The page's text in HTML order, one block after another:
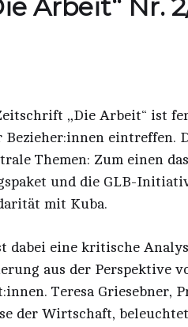
Arbeit“ Nr.
„Die Arbeit“ ist
eintreffen.
Themen: Zum einen
und die GLB-
mit Kuba.
dabei eine kritische
aus der Perspektive
Teresa Griesebner,
der Wirtschaft,